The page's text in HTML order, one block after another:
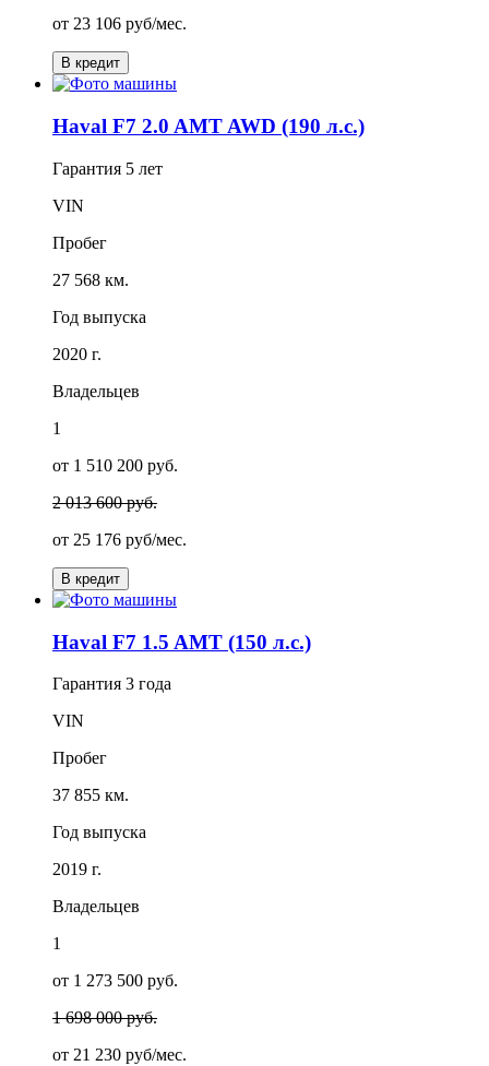
от 23 106 руб/мес.
В кредит
Haval F7 2.0 AMT AWD (190 л.с.)
Гарантия 5 лет
VIN
Пробег
27 568 км.
Год выпуска
2020 г.
Владельцев
1
от 1 510 200 руб.
2 013 600 руб.
от 25 176 руб/мес.
В кредит
Haval F7 1.5 AMT (150 л.с.)
Гарантия 3 года
VIN
Пробег
37 855 км.
Год выпуска
2019 г.
Владельцев
1
от 1 273 500 руб.
1 698 000 руб.
от 21 230 руб/мес.